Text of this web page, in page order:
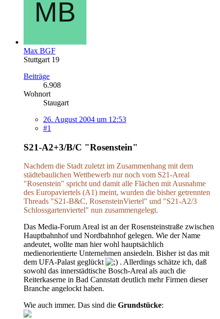
Max BGF
Stuttgart 19
Beiträge
6.908
Wohnort
Staugart
26. August 2004 um 12:53
#1
S21-A2+3/B/C "Rosenstein"
Nachdem die Stadt zuletzt im Zusammenhang mit dem
städtebaulichen Wettbewerb nur noch vom S21-Areal
"Rosenstein" spricht und damit alle Flächen mit Ausnahme
des Europaviertels (A1) meint, wurden die bisher getrennten
Threads "S21-B&C, RosensteinViertel" und "S21-A2/3
Schlossgartenviertel" nun zusammengelegt.
Das Media-Forum Areal ist an der Rosensteinstraße zwischen
Hauptbahnhof und Nordbahnhof gelegen. Wie der Name
andeutet, wollte man hier wohl hauptsächlich
medienorientierte Unternehmen ansiedeln. Bisher ist das mit
dem UFA-Palast geglückt
. Allerdings schätze ich, daß
sowohl das innerstädtische Bosch-Areal als auch die
Reiterkaserne in Bad Cannstatt deutlich mehr Firmen dieser
Branche angelockt haben.
Wie auch immer. Das sind die Grundstücke: